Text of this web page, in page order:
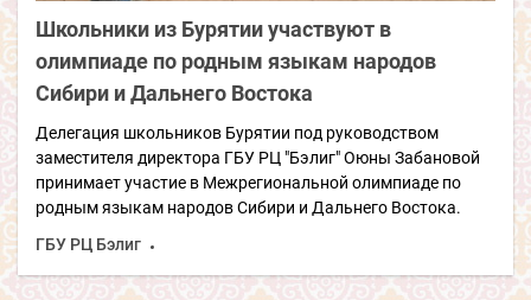
Школьники из Бурятии участвуют в
олимпиаде по родным языкам народов
Сибири и Дальнего Востока
Делегация школьников Бурятии под руководством
заместителя директора ГБУ РЦ "Бэлиг" Оюны Забановой
принимает участие в Межрегиональной олимпиаде по
родным языкам народов Сибири и Дальнего Востока.
ГБУ РЦ Бэлиг